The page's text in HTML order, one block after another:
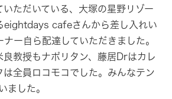
いただいている、大塚の星野リゾー
eightdays cafeさんから差し入れい
ー自ら配達していただきました。
良教授もナポリタン、藤居Drはカレ
は全員ロコモコでした。みんなテン
ました。